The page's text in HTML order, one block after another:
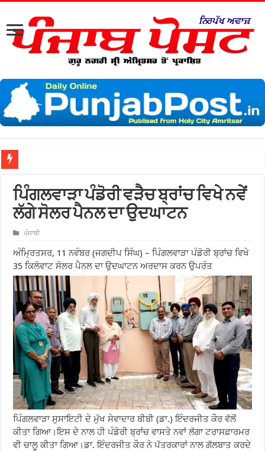
ਪਿੰਗਲਵਾੜਾ ਪੰਡੋਰੀ ਵੜੈਚ ਬ੍ਰਾਂਚ ਵਿਖੇ ਨਵੇਂ
ਲੱਗੇ ਸੋਲਰ ਪੈਨਲ ਦਾ ਉਦਘਾਟਨ
ਪੰਜਾਬੀ
ਅੰਮ੍ਰਿਤਸਰ, 11 ਨਵੰਬਰ (ਜਗਦੀਪ ਸਿੰਘ) – ਪਿੰਗਲਵਾੜਾ ਪੰਡੋਰੀ ਬ੍ਰਾਂਚ ਵਿਖੇ
35 ਕਿਲੋਵਾਟ ਸੋਲਰ ਪੈਨਲ ਦਾ ਉਦਘਾਟਨ ਅਰਦਾਸ ਕਰਨ ਉਪਰੰਤ
ਪਿੰਗਲਵਾੜਾ ਸੁਸਾਇਟੀ ਦੇ ਮੁੱਖ ਸੇਵਾਦਾਰ ਬੀਬੀ (ਡਾ.) ਇੰਦਰਜੀਤ ਕੌਰ ਵੱਲੋਂ
ਕੀਤਾ ਗਿਆ।ਇਸ ਦੇ ਨਾਲ ਹੀ ਪੰਡੋਰੀ ਬ੍ਰਾਂਚ ਵਾਸਤੇ ਨਵਾਂ ਲੱਗਾ ਟਰਾਸਫ਼ਾਰਮਰ
ਵੀ ਚਾਲੂ ਕੀਤਾ ਗਿਆ।ਡਾ. ਇੰਦਰਜੀਤ ਕੌਰ ਨੇ ਪੱਤਰਕਾਰਾਂ ਨਾਲ ਗੱਲਬਾਤ ਕਰਦੇ